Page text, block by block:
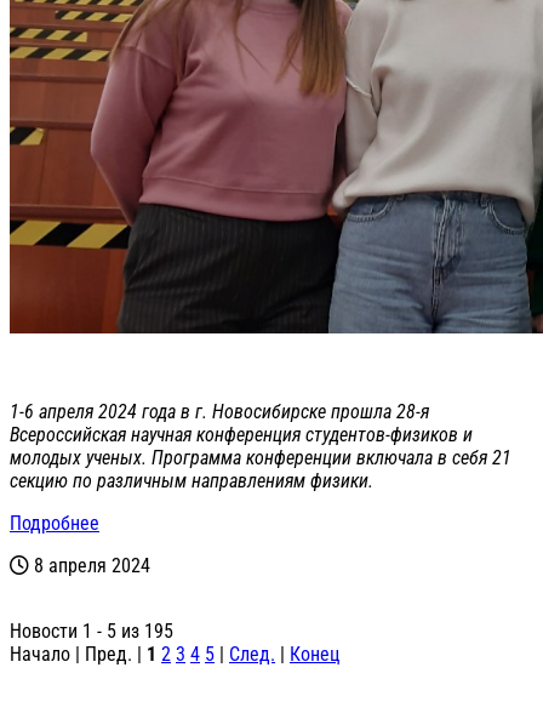
1-6 апреля 2024 года в г. Новосибирске прошла 28-я
Всероссийская научная конференция студентов-физиков и
молодых ученых. Программа конференции включала в себя 21
секцию по различным направлениям физики.
Подробнее
8 апреля 2024
Новости 1 - 5 из 195
Начало | Пред. | 1 2 3 4 5 | След. | Конец